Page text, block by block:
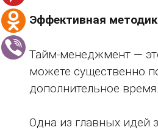
Эффективная
Тайм-менеджмент —
можете существенно
дополнительное время.
Одна из главных идей